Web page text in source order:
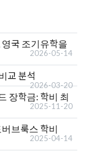
국 조기유학을
2026-05-14
교 분석
2026-03-20
장학금: 학비 최
2025-11-20
브룩스 학비
2025-04-14